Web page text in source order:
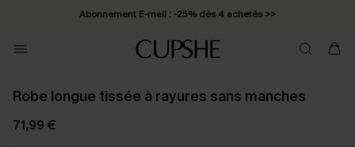
Abonnement E-mail : -25% dès 4 achetés >>
Robe longue tissée à rayures sans manches
71,99 €